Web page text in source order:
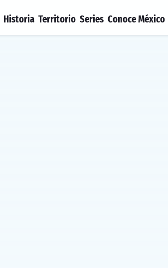
Historia Territorio Series Conoce México